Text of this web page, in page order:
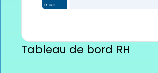
Tableau de bord RH